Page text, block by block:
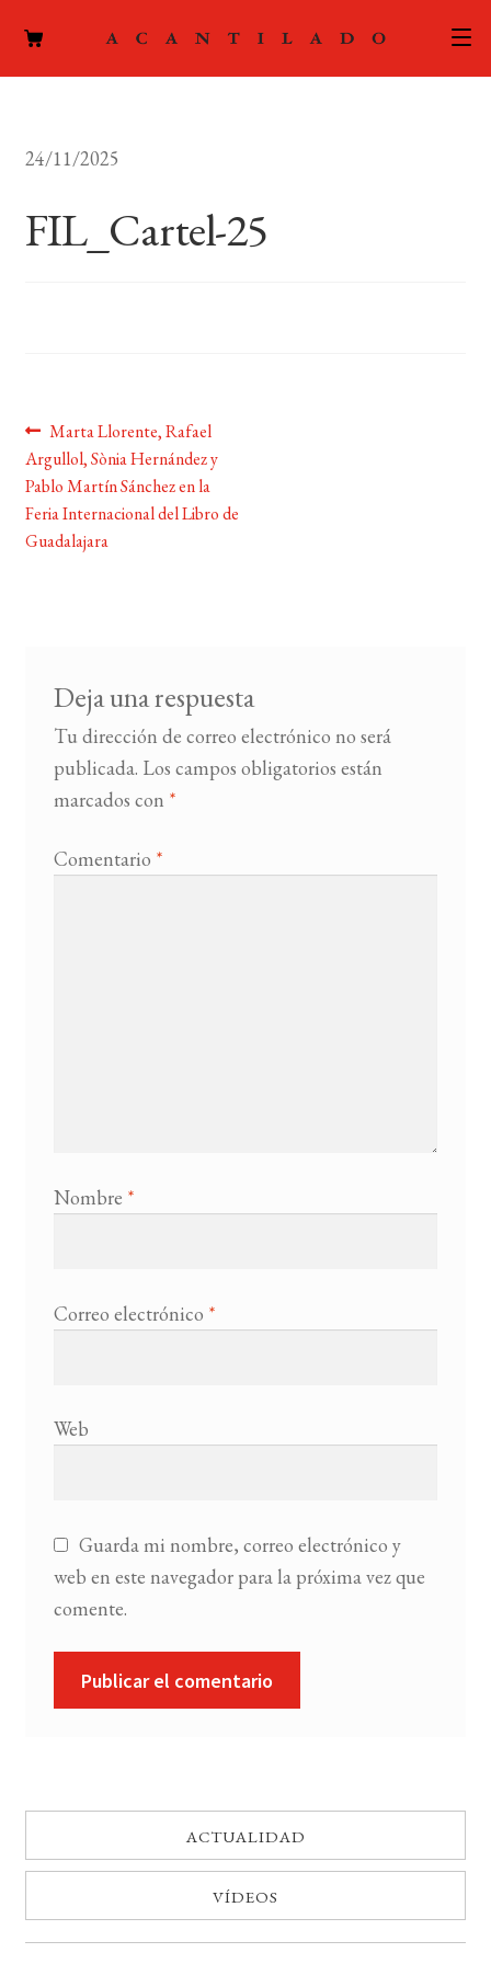
ACTUALIDAD
CONTACTO
24/11/2025
FIL_Cartel-25
Navegación
de
entradas
Anterior:
Marta Llorente, Rafael
Argullol, Sònia Hernández y
Pablo Martín Sánchez en la
Feria Internacional del Libro de
Guadalajara
Deja una respuesta
Tu dirección de correo electrónico no será
publicada. Los campos obligatorios están
marcados con *
Comentario *
Nombre *
Correo electrónico *
Web
Guarda mi nombre, correo electrónico y
web en este navegador para la próxima vez que
comente.
ACTUALIDAD
VÍDEOS